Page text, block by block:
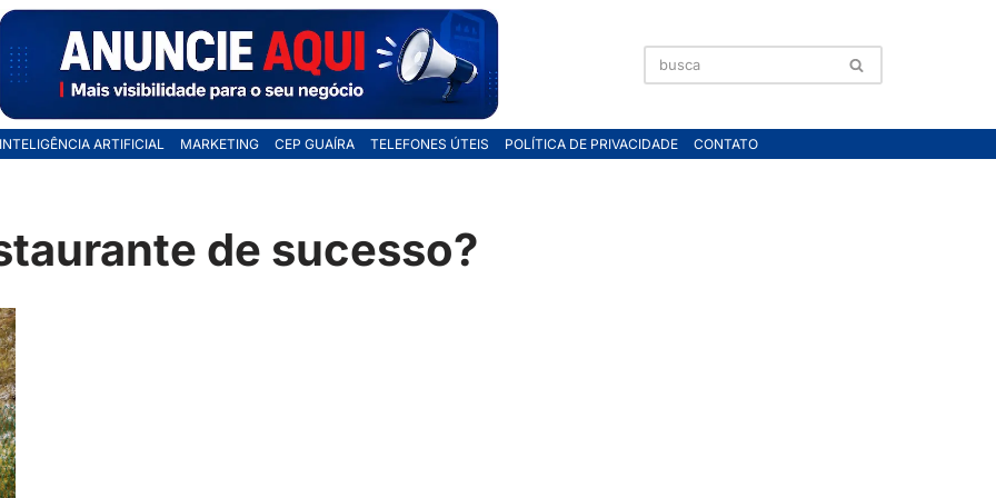
INTELIGÊNCIA ARTIFICIAL MARKETING CEP GUAÍRA TELEFONES ÚTEIS POLÍTICA DE PRIVACIDADE CONTATO
de sucesso?